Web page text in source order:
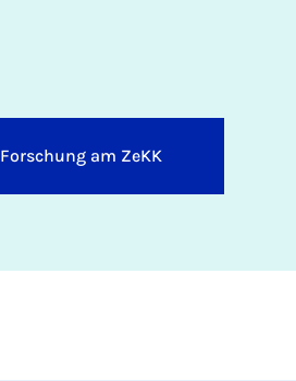
Forschung am ZeKK